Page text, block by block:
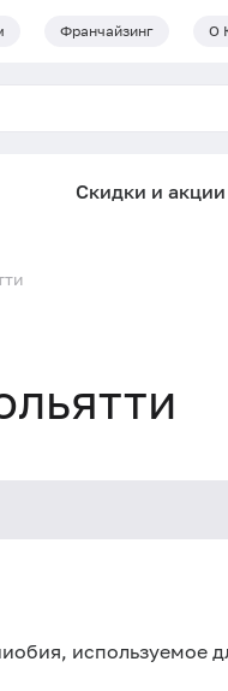
Франчайзинг О
Скидки и акции
используемое